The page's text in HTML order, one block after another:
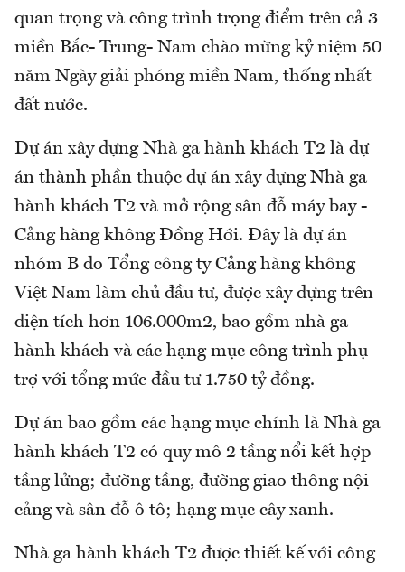
quan trọng và công trình trọng điểm trên cả 3
miền Bắc- Trung- Nam chào mừng kỷ niệm 50
năm Ngày giải phóng miền Nam, thống nhất
đất nước.
Dự án xây dựng Nhà ga hành khách T2 là dự
án thành phần thuộc dự án xây dựng Nhà ga
hành khách T2 và mở rộng sân đỗ máy bay -
Cảng hàng không Đồng Hới. Đây là dự án
nhóm B do Tổng công ty Cảng hàng không
Việt Nam làm chủ đầu tư, được xây dựng trên
diện tích hơn 106.000m2, bao gồm nhà ga
hành khách và các hạng mục công trình phụ
trợ với tổng mức đầu tư 1.750 tỷ đồng.
Dự án bao gồm các hạng mục chính là Nhà ga
hành khách T2 có quy mô 2 tầng nổi kết hợp
tầng lửng; đường tầng, đường giao thông nội
cảng và sân đỗ ô tô; hạng mục cây xanh.
Nhà ga hành khách T2 được thiết kế với công